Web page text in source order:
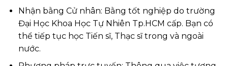
Nhận bằng Cử nhân: Bằng tốt nghiệp do trường
Đại Học Khoa Học Tự Nhiên Tp.HCM cấp. Bạn có
thể tiếp tục học Tiến sĩ, Thạc sĩ trong và ngoài
nước.